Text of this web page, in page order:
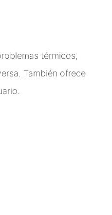
térmicos,
También ofrece